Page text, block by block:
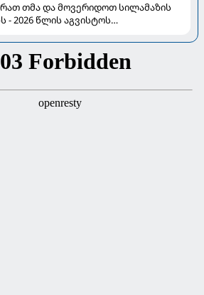
თმა და მოვერიდოთ სილამაზის
- 2026 წლის აგვისტოს